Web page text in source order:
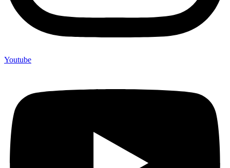
Youtube